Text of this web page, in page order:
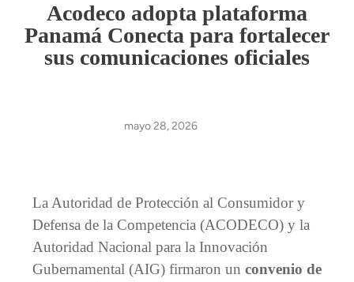
Acodeco adopta plataforma
Panamá Conecta para fortalecer
sus comunicaciones oficiales
mayo 28, 2026
La Autoridad de Protección al Consumidor y
Defensa de la Competencia (ACODECO) y la
Autoridad Nacional para la Innovación
Gubernamental (AIG) firmaron un convenio de